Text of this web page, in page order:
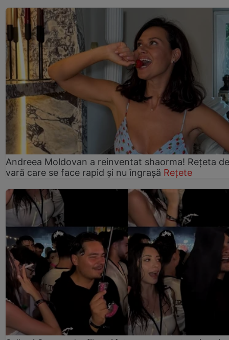
Andreea Moldovan a reinventat shaorma! Rețeta de
vară care se face rapid și nu îngrașă Rețete